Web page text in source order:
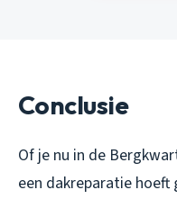
Conclusie
Of je nu in de
een dakreparatie